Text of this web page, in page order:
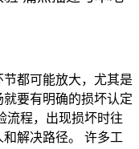
都可能放大，尤其是
要有明确的损坏认定
流程，出现损坏时往
解决路径。 许多工